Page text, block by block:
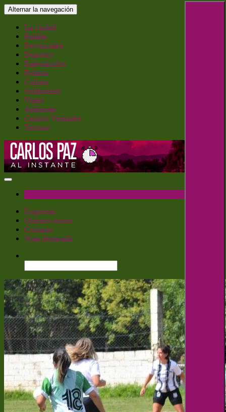
Saltar
al
contenido
Alternar la navegación
La ciudad
Punilla
Provinciales
Deportes
Espectáculos
Política
Cultura
Solidaridad
Viajes
Ambiente
Centros Vecinales
Turismo
Carlos Paz al Instante
Empresas
Quienes somos
Contacto
Nota destacada